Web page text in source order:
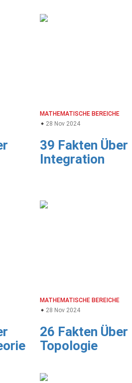
MATHEMATISCHE BEREICHE
28 Nov 2024
39 Fakten Über
Integration
MATHEMATISCHE BEREICHE
28 Nov 2024
26 Fakten Über
Topologie